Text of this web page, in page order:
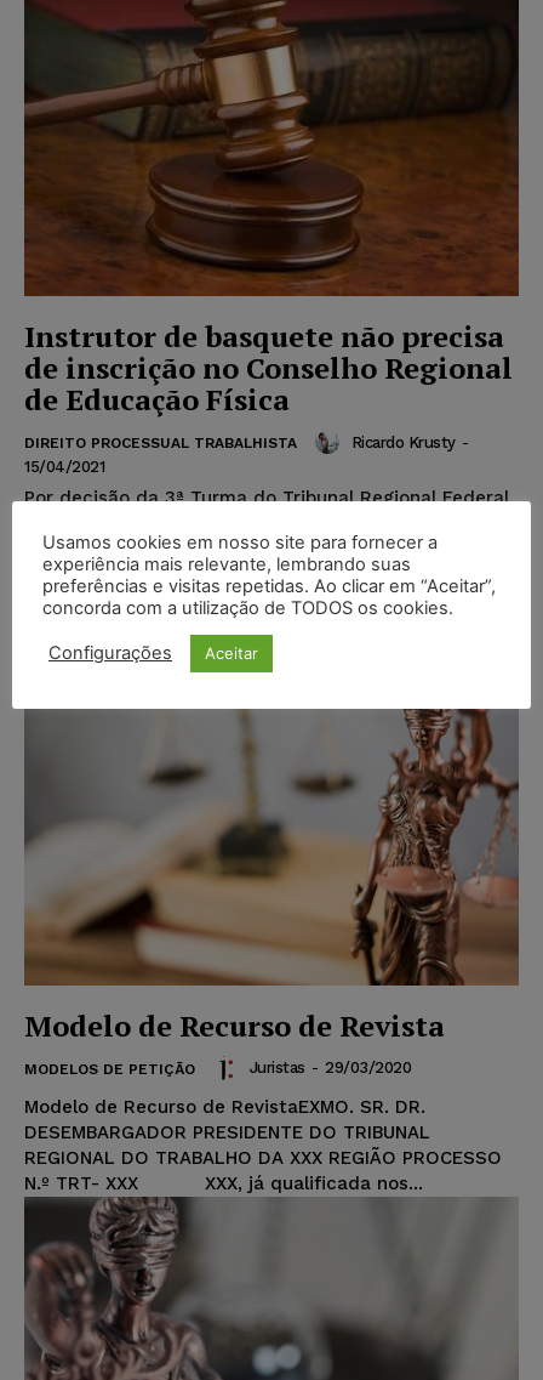
Instrutor de basquete não precisa
de inscrição no Conselho Regional
de Educação Física
DIREITO PROCESSUAL TRABALHISTA Ricardo Krusty -
15/04/2021
Por decisão da 3ª Turma do Tribunal Regional Federal
garantiu o exercício profissional de um instrutor de
basquete sem necessidade de inscrição junto ao
Conselho Regional de Educação Física da 4ª
Modelo de Recurso de Revista
MODELOS DE PETIÇÃO Juristas - 29/03/2020
Modelo de Recurso de RevistaEXMO. SR. DR.
DESEMBARGADOR PRESIDENTE DO TRIBUNAL
REGIONAL DO TRABALHO DA XXX REGIÃO PROCESSO
N.º TRT- XXX XXX, já qualificada nos...
Usamos cookies em nosso site para fornecer a
experiência mais relevante, lembrando suas
preferências e visitas repetidas. Ao clicar em “Aceitar”,
concorda com a utilização de TODOS os cookies.
Configurações Aceitar